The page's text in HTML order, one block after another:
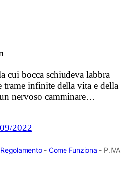
cui bocca schiudeva labbra
trame infinite della vita e della
nervoso camminare…
2022
Regolamento- Come Funziona - P.IVA